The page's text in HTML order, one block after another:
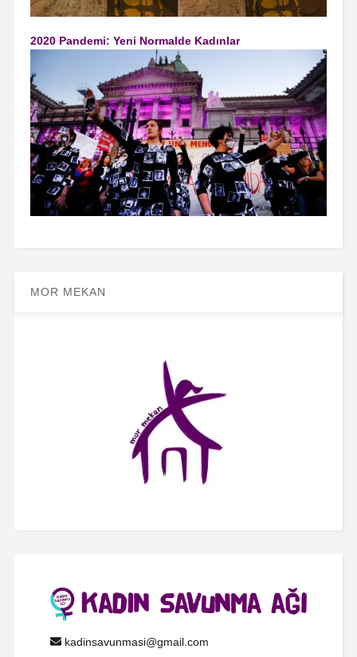
2020 Pandemi: Yeni Normalde Kadınlar
MOR MEKAN
kadinsavunmasi@gmail.com